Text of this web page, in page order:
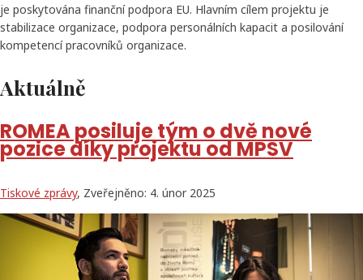
je poskytována finanční podpora EU. Hlavním cílem projektu je
stabilizace organizace, podpora personálních kapacit a posilování
kompetencí pracovníků organizace.
Aktuálně
ROMEA posiluje tým o dvě nové
pozice díky projektu od MPSV
Tiskové zprávy, Zveřejněno: 4. únor 2025